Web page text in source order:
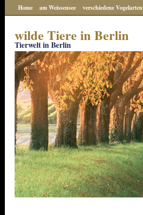
Home am Weissensee verschiedene Vogelarten
wilde Tiere in Berlin
Tierwelt in Berlin